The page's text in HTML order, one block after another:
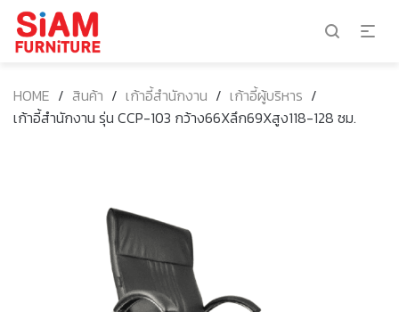
HOME / สินค้า / เก้าอี้สำนักงาน / เก้าอี้ผู้บริหาร /
เก้าอี้สำนักงาน รุ่น CCP-103 กว้าง66Xลึก69Xสูง118-128 ซม.